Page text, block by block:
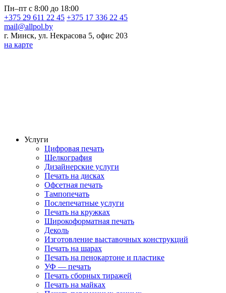
Пн–пт с 8:00 до 18:00
+375 29 611 22 45 +375 17 336 22 45
mail@allpol.by
г. Минск, ул. Некрасова 5, офис 203
на карте
Услуги
Цифровая печать
Шелкография
Дизайнерские услуги
Печать на дисках
Офсетная печать
Тампопечать
Послепечатные услуги
Печать на кружках
Широкоформатная печать
Деколь
Изготовление выставочных конструкций
Печать на шарах
Печать на пенокартоне и пластике
УФ — печать
Печать сборных тиражей
Печать на майках